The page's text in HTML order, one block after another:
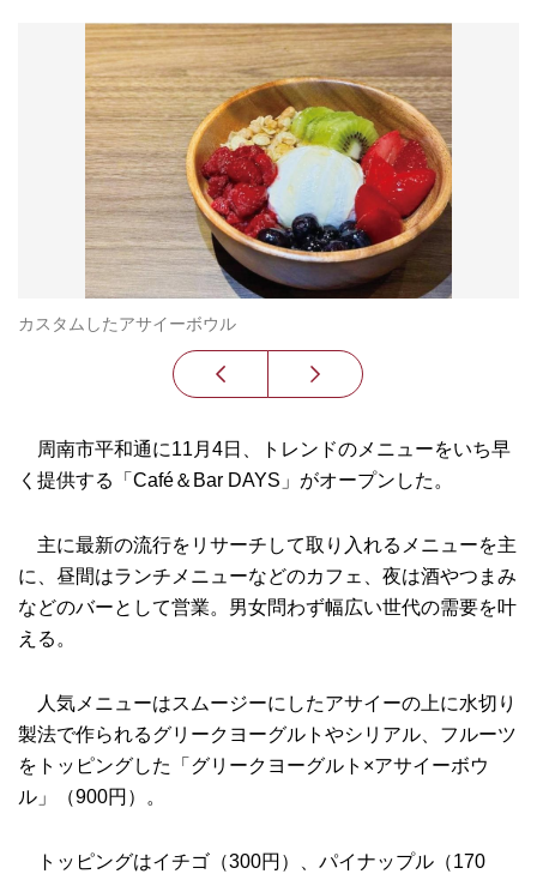
カスタムしたアサイーボウル
周南市平和通に11月4日、トレンドのメニューをいち早
く提供する「Café＆Bar DAYS」がオープンした。
主に最新の流行をリサーチして取り入れるメニューを主
に、昼間はランチメニューなどのカフェ、夜は酒やつまみ
などのバーとして営業。男女問わず幅広い世代の需要を叶
える。
人気メニューはスムージーにしたアサイーの上に水切り
製法で作られるグリークヨーグルトやシリアル、フルーツ
をトッピングした「グリークヨーグルト×アサイーボウ
ル」（900円）。
トッピングはイチゴ（300円）、パイナップル（170